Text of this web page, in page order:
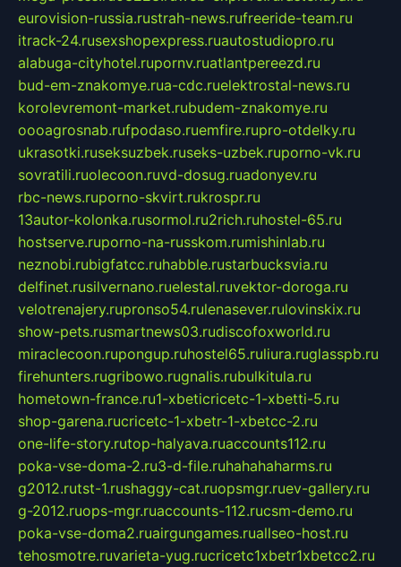
eurovision-russia.rustrah-news.rufreeride-team.ru
itrack-24.rusexshopexpress.ruautostudiopro.ru
alabuga-cityhotel.rupornv.ruatlantpereezd.ru
bud-em-znakomye.rua-cdc.ruelektrostal-news.ru
korolevremont-market.rubudem-znakomye.ru
oooagrosnab.rufpodaso.ruemfire.rupro-otdelky.ru
ukrasotki.ruseksuzbek.ruseks-uzbek.ruporno-vk.ru
sovratili.ruolecoon.ruvd-dosug.ruadonyev.ru
rbc-news.ruporno-skvirt.rukrospr.ru
13autor-kolonka.rusormol.ru2rich.ruhostel-65.ru
hostserve.ruporno-na-russkom.rumishinlab.ru
neznobi.rubigfatcc.ruhabble.rustarbucksvia.ru
delfinet.rusilvernano.ruelestal.ruvektor-doroga.ru
velotrenajery.rupronso54.rulenasever.rulovinskix.ru
show-pets.rusmartnews03.rudiscofoxworld.ru
miraclecoon.rupongup.ruhostel65.ruliura.ruglasspb.ru
firehunters.rugribowo.rugnalis.rubulkitula.ru
hometown-france.ru1-xbeticricetc-1-xbetti-5.ru
shop-garena.rucricetc-1-xbetr-1-xbetcc-2.ru
one-life-story.rutop-halyava.ruaccounts112.ru
poka-vse-doma-2.ru3-d-file.ruhahahaharms.ru
g2012.rutst-1.rushaggy-cat.ruopsmgr.ruev-gallery.ru
g-2012.ruops-mgr.ruaccounts-112.rucsm-demo.ru
poka-vse-doma2.ruairgungames.ruallseo-host.ru
tehosmotre.ruvarieta-yug.rucricetc1xbetr1xbetcc2.ru